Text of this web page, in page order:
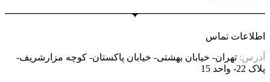
اطلاعات تماس
آدرس: تهران- خیابان بهشتی- خیابان پاکستان- کوچه مزارشریف-
پلاک 22- واحد 15